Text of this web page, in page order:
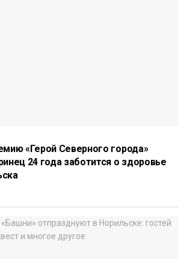
«Герой Северного города»
24 года заботится о здоровье